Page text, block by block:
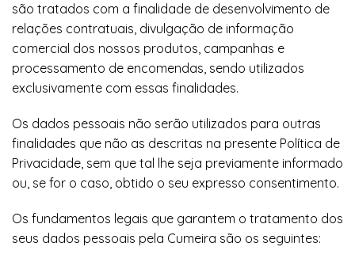
são tratados com a finalidade de desenvolvimento de
relações contratuais, divulgação de informação
comercial dos nossos produtos, campanhas e
processamento de encomendas, sendo utilizados
exclusivamente com essas finalidades.
Os dados pessoais não serão utilizados para outras
finalidades que não as descritas na presente Política de
Privacidade, sem que tal lhe seja previamente informado
ou, se for o caso, obtido o seu expresso consentimento.
Os fundamentos legais que garantem o tratamento dos
seus dados pessoais pela Cumeira são os seguintes: